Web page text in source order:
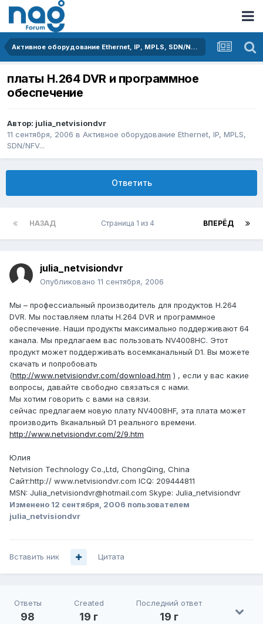
Активное оборудование Ethernet, IP, MPLS, SDN/NFV...
платы H.264 DVR и программное
обеспечение
Автор: julia_netvisiondvr
11 сентября, 2006 в Активное оборудование Ethernet, IP, MPLS,
SDN/NFV...
Ответить
НАЗАД ВПЕРЁД
Страница 1 из 4
julia_netvisiondvr
Опубликовано 11 сентября, 2006
Мы – профессиальный производитель для продуктов H.264
DVR. Мы поставляем платы H.264 DVR и программное
обеспечение. Наши продукты максимально поддерживают 64
канала. Мы предлагаем вас пользовать NV4008HC. Этот
продукт может поддерживать восемканальный D1. Вы можете
скачать и попробовать
(http://www.netvisiondvr.com/download.htm ) , если у вас какие
вопросы, давайте свободно связаться с нами.
Мы хотим говорить с вами на cвязи.
сейчас предлагаем новую плату NV4008HF, эта плата может
производить 8канальный D1 реального времени.
http://www.netvisiondvr.com/2/9.htm
Юлия
Netvision Technology Co.,Ltd, ChongQing, China
Сайт:http:// www.netvisiondvr.com ICQ: 209444811
MSN: Julia_netvisiondvr@hotmail.com Skype: Julia_netvisiondvr
Изменено 12 сентября, 2006 пользователем
julia_netvisiondvr
Вставить ник Цитата
Ответы
98
Created
19 г
Последний ответ
19 г